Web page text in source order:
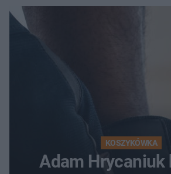
KOSZYKÓWKA
Adam Hrycaniuk